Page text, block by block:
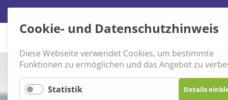
überspringen
Cookie- und Datenschutzhinweis
Diese Webseite verwendet Cookies, um bestimmte
Funktionen zu ermöglichen und das Angebot zu
Statistik Details